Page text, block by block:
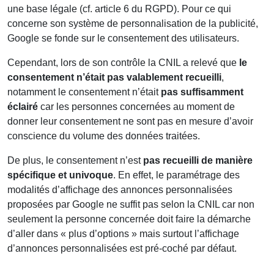
une base légale (cf. article 6 du RGPD). Pour ce qui
concerne son système de personnalisation de la publicité,
Google se fonde sur le consentement des utilisateurs.
Cependant, lors de son contrôle la CNIL a relevé que le
consentement n’était pas valablement recueilli,
notamment le consentement n’était pas suffisamment
éclairé car les personnes concernées au moment de
donner leur consentement ne sont pas en mesure d’avoir
conscience du volume des données traitées.
De plus, le consentement n’est pas recueilli de manière
spécifique et univoque. En effet, le paramétrage des
modalités d’affichage des annonces personnalisées
proposées par Google ne suffit pas selon la CNIL car non
seulement la personne concernée doit faire la démarche
d’aller dans « plus d’options » mais surtout l’affichage
d’annonces personnalisées est pré-coché par défaut.